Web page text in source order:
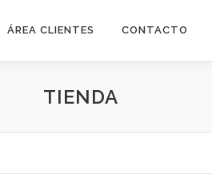
ÁREA CLIENTES CONTACTO
TIENDA